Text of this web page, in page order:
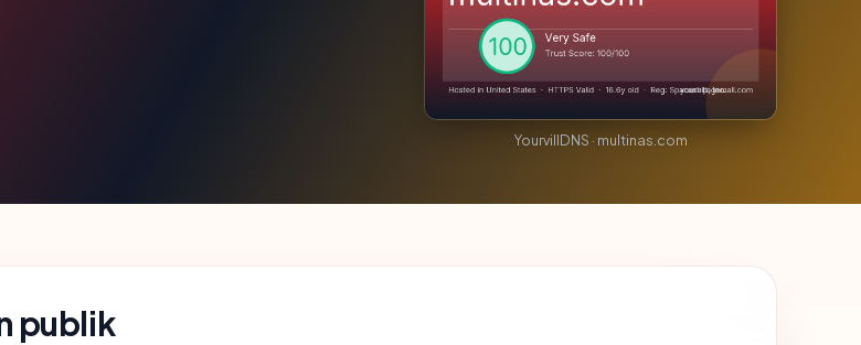
YourvillDNS · multinas.com
publik